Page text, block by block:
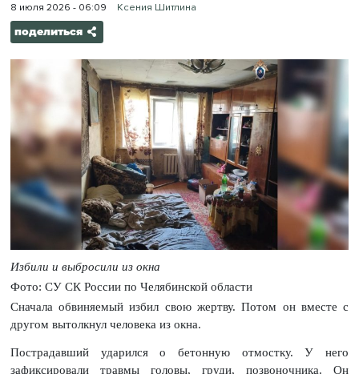
8 июля 2026 - 06:09 Ксения Шитлина
поделиться
Избили и выбросили из окна
Фото: СУ СК России по Челябинской области
Сначала обвиняемый избил свою жертву. Потом он вместе с
другом вытолкнул человека из окна.
Пострадавший ударился о бетонную отмостку. У него
зафиксировали травмы головы, груди, позвоночника. Он